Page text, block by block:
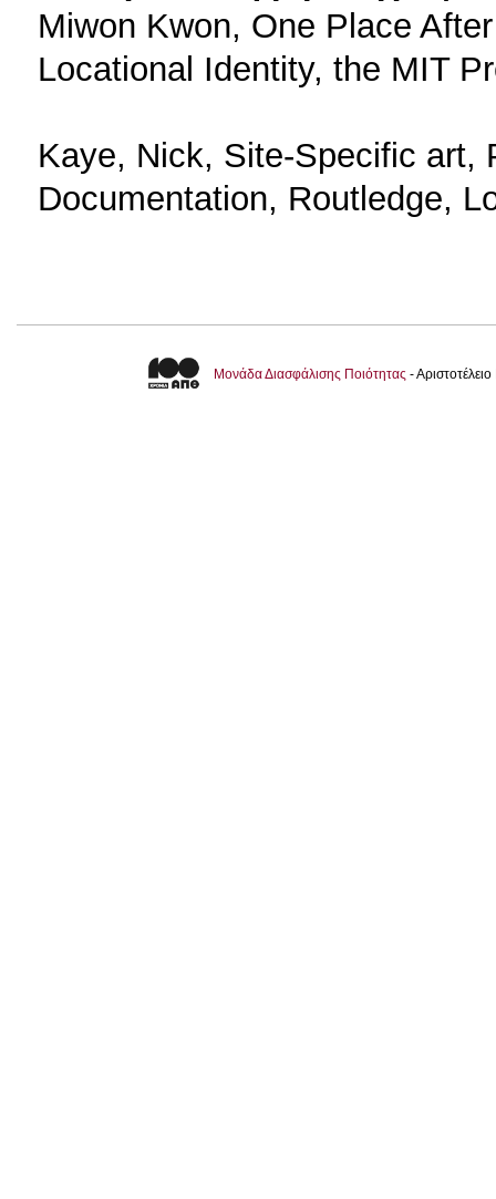
Miwon Kwon, One Place
Locational Identity, the MIT
Kaye, Nick, Site-Specific art,
Documentation, Routledge,
Μονάδα Διασφάλισης Ποιότητας -